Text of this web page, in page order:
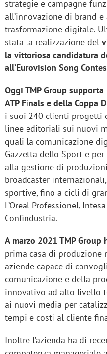
strategie e campagne
all’innovazione di brand
trasformazione digitale.
stata la realizzazione del
la vittoriosa candidatura
all’Eurovision Song
Oggi TMP Group
ATP Finals e della Coppa
i suoi 240 clienti progetti
linee editoriali sui nuovi
quali la comunicazione
Gazzetta dello Sport e
alla gestione di
broadcaster
sportive, fino a cicli di
L’Oreal Professionel,
Confindustria.
A marzo 2021 TMP Group
prima casa di
aziende capace di
comunicazione e della
innovativo ad alto livello
ai nuovi media per
tempi e costi al cliente
Inoltre l’azienda ha di